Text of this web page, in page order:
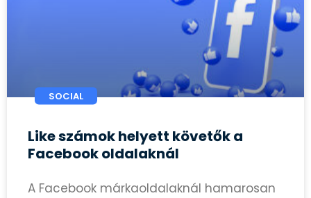
SOCIAL
Like számok helyett követők a
Facebook oldalaknál
A Facebook márkaoldalaknál hamarosan